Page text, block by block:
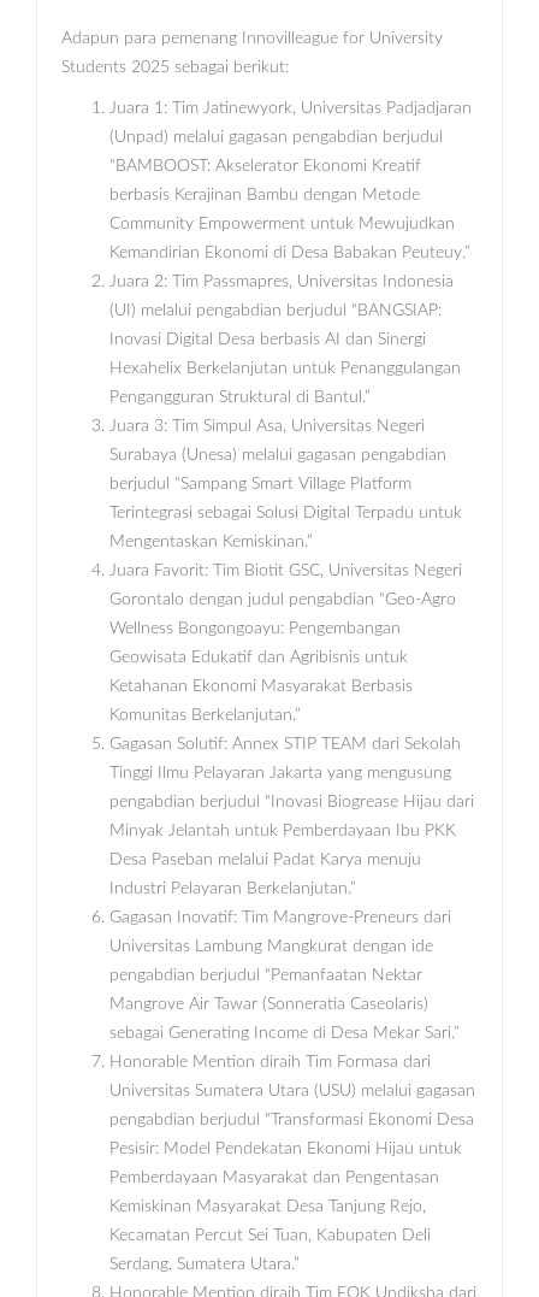
Adapun para pemenang Innovilleague for University
Students 2025 sebagai berikut:
Juara 1: Tim Jatinewyork, Universitas Padjadjaran
(Unpad) melalui gagasan pengabdian berjudul
“BAMBOOST: Akselerator Ekonomi Kreatif
berbasis Kerajinan Bambu dengan Metode
Community Empowerment untuk Mewujudkan
Kemandirian Ekonomi di Desa Babakan Peuteuy.”
Juara 2: Tim Passmapres, Universitas Indonesia
(UI) melalui pengabdian berjudul “BANGSIAP:
Inovasi Digital Desa berbasis AI dan Sinergi
Hexahelix Berkelanjutan untuk Penanggulangan
Pengangguran Struktural di Bantul.”
Juara 3: Tim Simpul Asa, Universitas Negeri
Surabaya (Unesa) melalui gagasan pengabdian
berjudul “Sampang Smart Village Platform
Terintegrasi sebagai Solusi Digital Terpadu untuk
Mengentaskan Kemiskinan.”
Juara Favorit: Tim Biotit GSC, Universitas Negeri
Gorontalo dengan judul pengabdian “Geo-Agro
Wellness Bongongoayu: Pengembangan
Geowisata Edukatif dan Agribisnis untuk
Ketahanan Ekonomi Masyarakat Berbasis
Komunitas Berkelanjutan.”
Gagasan Solutif: Annex STIP TEAM dari Sekolah
Tinggi Ilmu Pelayaran Jakarta yang mengusung
pengabdian berjudul “Inovasi Biogrease Hijau dari
Minyak Jelantah untuk Pemberdayaan Ibu PKK
Desa Paseban melalui Padat Karya menuju
Industri Pelayaran Berkelanjutan.”
Gagasan Inovatif: Tim Mangrove-Preneurs dari
Universitas Lambung Mangkurat dengan ide
pengabdian berjudul “Pemanfaatan Nektar
Mangrove Air Tawar (Sonneratia Caseolaris)
sebagai Generating Income di Desa Mekar Sari.”
Honorable Mention diraih Tim Formasa dari
Universitas Sumatera Utara (USU) melalui gagasan
pengabdian berjudul “Transformasi Ekonomi Desa
Pesisir: Model Pendekatan Ekonomi Hijau untuk
Pemberdayaan Masyarakat dan Pengentasan
Kemiskinan Masyarakat Desa Tanjung Rejo,
Kecamatan Percut Sei Tuan, Kabupaten Deli
Serdang, Sumatera Utara.”
Honorable Mention diraih Tim FOK Undiksha dari